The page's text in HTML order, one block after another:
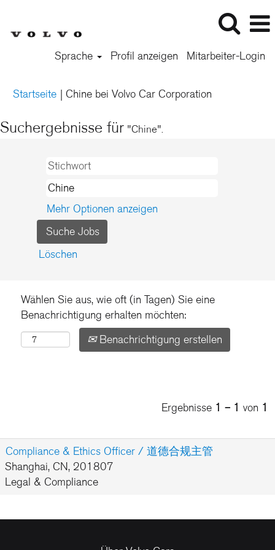
Sprache Profil anzeigen Mitarbeiter-Login
Startseite | Chine bei Volvo Car Corporation
Suchergebnisse für "Chine".
Mehr Optionen anzeigen
Löschen
Wählen Sie aus, wie oft (in Tagen) Sie eine
Benachrichtigung erhalten möchten:
Benachrichtigung erstellen
Ergebnisse 1 – 1 von 1
Compliance & Ethics Officer / 道德合规主管
Shanghai, CN, 201807
Legal & Compliance